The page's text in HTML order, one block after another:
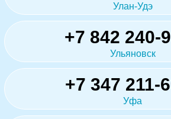
Улан-Удэ
+7 842 240-
Ульяновск
+7 347 211-
Уфа